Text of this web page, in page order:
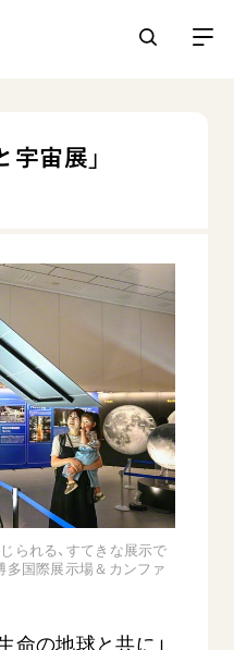
大
を促進
」の取り組み
』要旨
宇宙展」
られる、すてきな展示で
多国際展示場＆カンファ
の地球と共に」